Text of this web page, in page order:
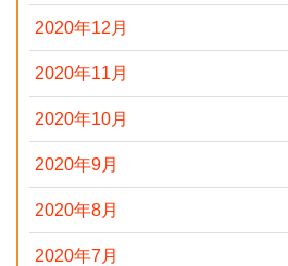
2020年12月
2020年11月
2020年10月
2020年9月
2020年8月
2020年7月